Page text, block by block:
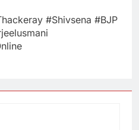
#Shivsena​ #BJP​